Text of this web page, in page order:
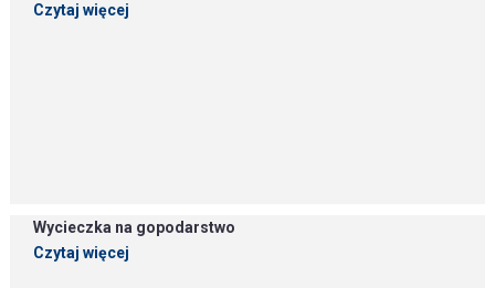
Czytaj więcej
Wycieczka na gopodarstwo
Czytaj więcej